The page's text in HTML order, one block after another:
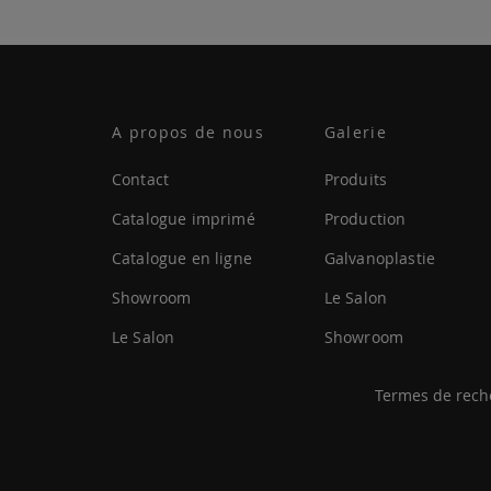
A propos de nous
Contact
Catalogue imprimé
Catalogue en ligne
Showroom
Le Salon
Galerie
Produits
Production
Galvanoplastie
Le Salon
Showroom
Termes de